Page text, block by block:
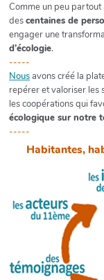
Comme un peu partout
descentaines de
engager une
d’écologie.
-----
Nousavons créé la
repérer et valoriser les
les coopérations qui
écologique sur notre
-----
Habitantes,